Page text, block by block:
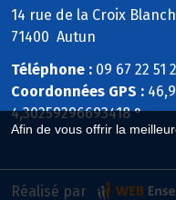
Afin de vous offrir la
14 rue de la Croix
71400 Autun
Téléphone : 09 67 22 51
Coordonnées GPS :
4,30259296693418 °
Réalisé par